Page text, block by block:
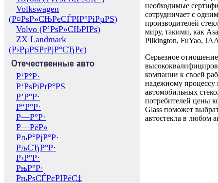
Volkswagen
(Р¤РѕР»СЊРєСЃРІР°РіРµРЅ)
Volvo (Р’РѕР»СЊРІРѕ)
ZX Landmark
(Р›РµРЅРґРјР°СЂРє)
Отечественные авто
Р‘Р°Р·
Р‘РѕРіРґР°РЅ
Р’Р°Р·
Р“Р°Р·
Р—Р°Р·
Р—РёР»
РљР°РјР°Р·
РљСЂР°Р·
Р›Р°Р·
РњР°Р·
РњРѕСЃРєРІРёС‡
необходимые
сотрудничает с
производителей
миру, такими, как
Pilkington, FuYao,
Серьезное отношение
компании к своей
надежному процессу
автомобильных
потребителей цены
Glass поможет
автостекла в любом